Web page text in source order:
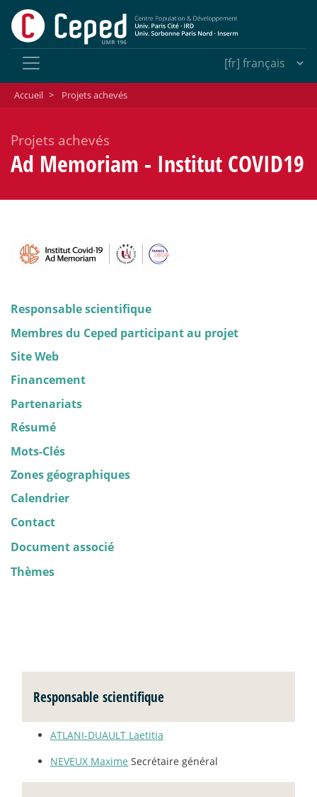
Accueil > Projets achevés
Projets achevés
Ad Memoriam - Institut COVID19
Responsable scientifique
Membres du Ceped participant au projet
Site Web
Financement
Partenariats
Résumé
Mots-Clés
Zones géographiques
Calendrier
Contact
Document associé
Thèmes
Responsable scientifique
ATLANI-DUAULT Laetitia
NEVEUX Maxime Secrétaire général